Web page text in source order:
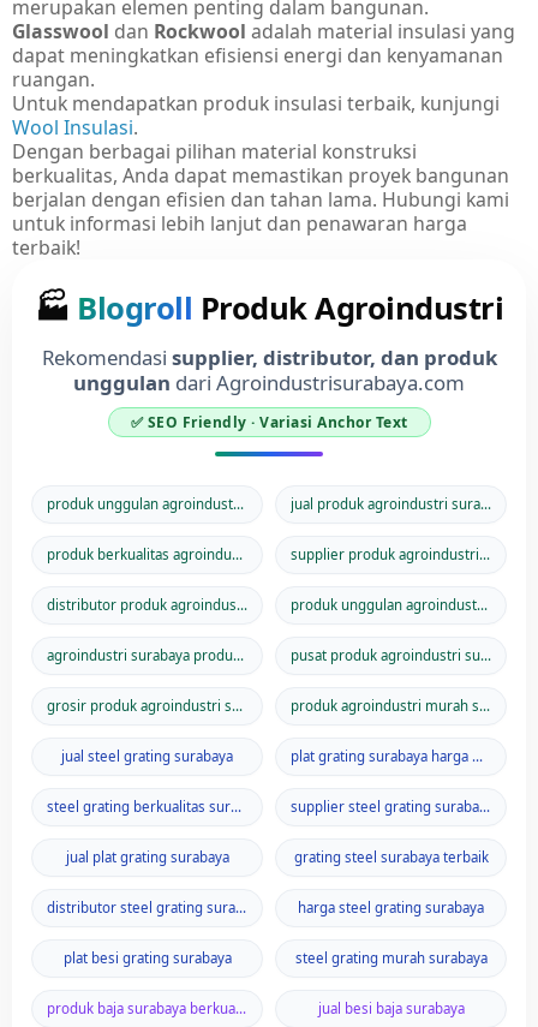
merupakan elemen penting dalam bangunan.
Glasswool dan Rockwool adalah material insulasi yang
dapat meningkatkan efisiensi energi dan kenyamanan
ruangan.
Untuk mendapatkan produk insulasi terbaik, kunjungi
Wool Insulasi.
Dengan berbagai pilihan material konstruksi
berkualitas, Anda dapat memastikan proyek bangunan
berjalan dengan efisien dan tahan lama. Hubungi kami
untuk informasi lebih lanjut dan penawaran harga
terbaik!
🏭 Blogroll Produk Agroindustri
Rekomendasi supplier, distributor, dan produk
unggulan dari Agroindustrisurabaya.com
✅ SEO Friendly · Variasi Anchor Text
produk unggulan agroindustri surabaya jual produk agroindustri surabaya
produk berkualitas agroindustri supplier produk agroindustri surabaya
distributor produk agroindustri produk unggulan agroindustri terpercaya
agroindustri surabaya produk terbaik pusat produk agroindustri surabaya
grosir produk agroindustri surabaya produk agroindustri murah surabaya
jual steel grating surabaya plat grating surabaya harga murah
steel grating berkualitas surabaya supplier steel grating surabaya
jual plat grating surabaya grating steel surabaya terbaik
distributor steel grating surabaya harga steel grating surabaya
plat besi grating surabaya steel grating murah surabaya
produk baja surabaya berkualitas jual besi baja surabaya